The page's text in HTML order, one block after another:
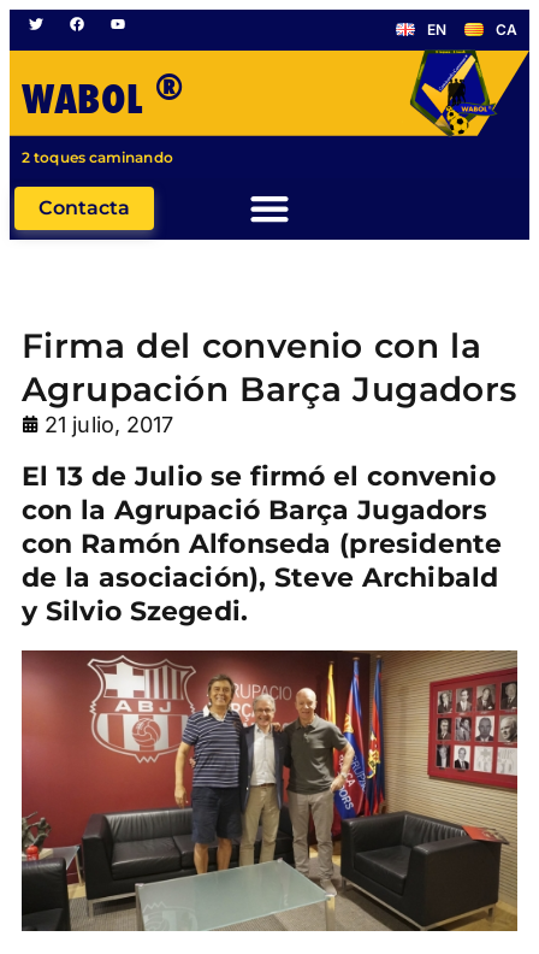
EN CA
WABOL ®
2 toques caminando
Contacta
Firma del convenio con la
Agrupación Barça Jugadors
21 julio, 2017
El 13 de Julio se firmó el convenio
con la Agrupació Barça Jugadors
con Ramón Alfonseda (presidente
de la asociación), Steve Archibald
y Silvio Szegedi.